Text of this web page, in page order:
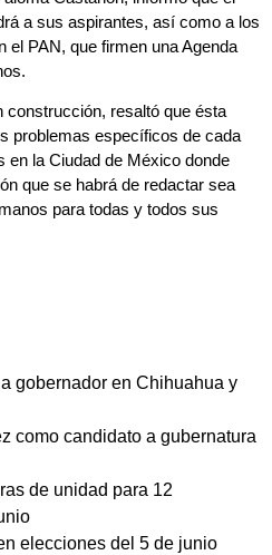
a sus aspirantes, así como a los
el PAN, que firmen una Agenda
construcción, resaltó que ésta
problemas específicos de cada
en la Ciudad de México donde
que se habrá de redactar sea
para todas y todos sus
gobernador en Chihuahua y
como candidato a gubernatura
de unidad para 12
elecciones del 5 de junio